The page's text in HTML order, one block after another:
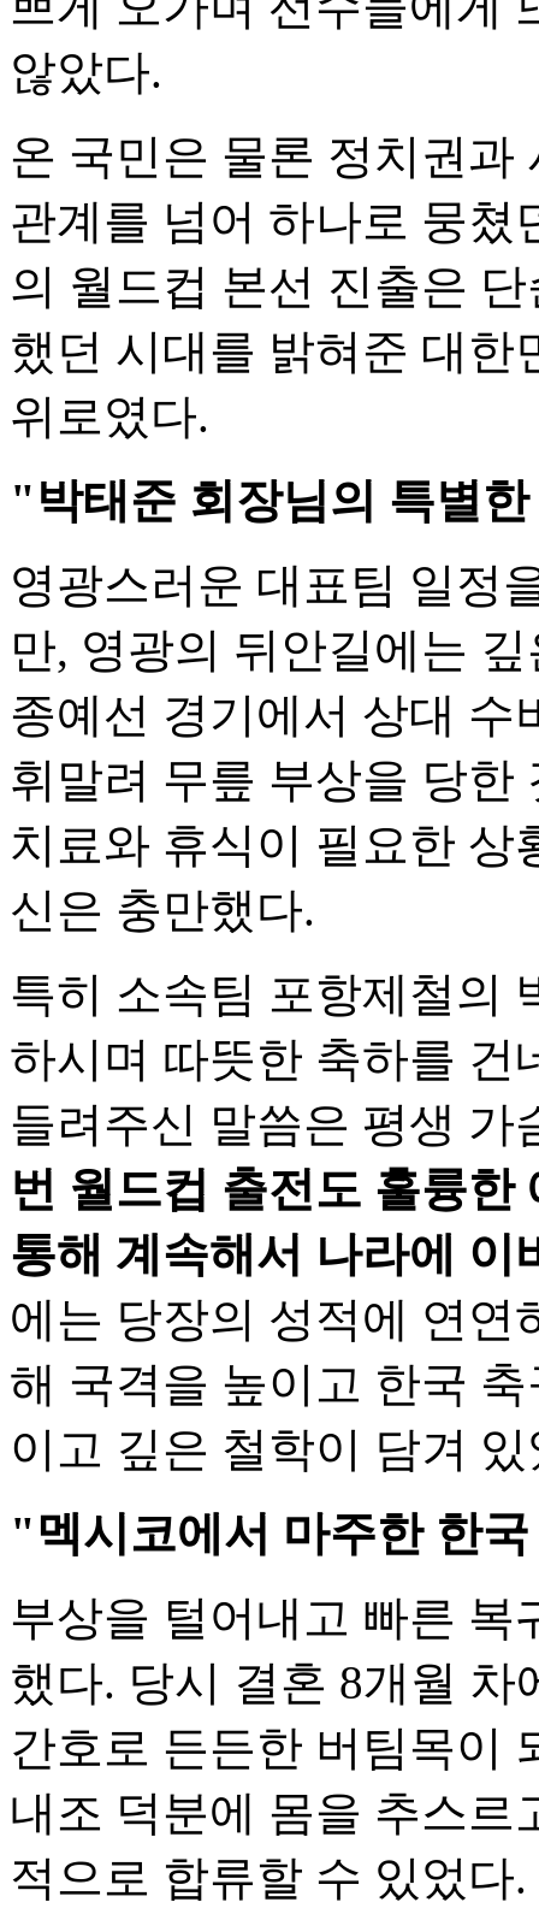
않았다.
온 국민은 물론 정치권과
관계를 넘어 하나로 뭉쳤
의 월드컵 본선 진출은
했던 시대를 밝혀준 대한
위로였다.
"박태준 회장님의 특별
영광스러운 대표팀 일정
만, 영광의 뒤안길에는
종예선 경기에서 상대 수
휘말려 무릎 부상을 당한
치료와 휴식이 필요한 상
신은 충만했다.
특히 소속팀 포항제철의
하시며 따뜻한 축하를 건
들려주신 말씀은 평생 가
번 월드컵 출전도 훌륭
통해 계속해서 나라에
에는 당장의 성적에 연연
해 국격을 높이고 한국
이고 깊은 철학이 담겨
"멕시코에서 마주한 한
부상을 털어내고 빠른 복
했다. 당시 결혼 8개월
간호로 든든한 버팀목이
내조 덕분에 몸을 추스르
적으로 합류할 수 있었다